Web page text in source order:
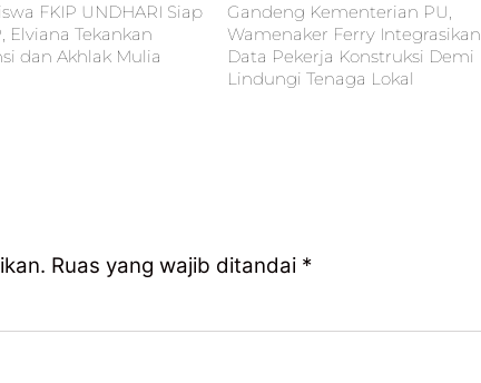
FKIP UNDHARI Siap
Elviana Tekankan
dan Akhlak Mulia
Gandeng Kementerian PU,
Wamenaker Ferry Integrasikan
Data Pekerja Konstruksi Demi
Lindungi Tenaga Lokal
Ruas yang wajib ditandai *